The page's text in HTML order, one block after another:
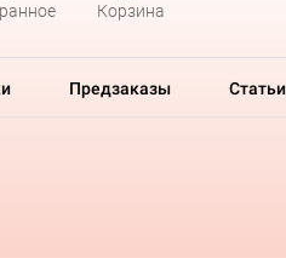
Корзина
Предзаказы Статьи